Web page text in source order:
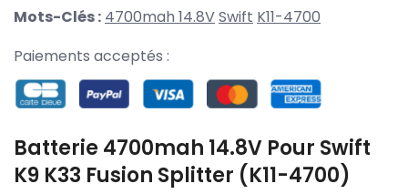
Mots-Clés : 4700mah 14.8VSwift K11-4700
Paiements acceptés :
Batterie 4700mah 14.8V Pour Swift
K9 K33 Fusion Splitter (K11-4700)